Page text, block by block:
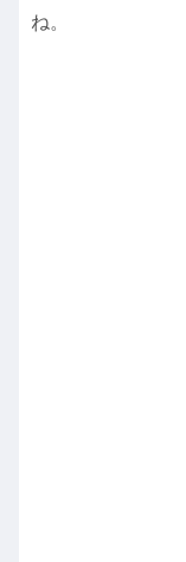
ね。